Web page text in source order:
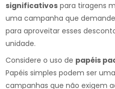
significativos para tiragens
uma campanha que
para aproveitar esses
unidade.
Considere o uso de papéis
Papéis simples podem ser
campanhas que não exigem